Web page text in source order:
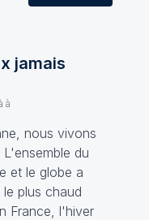
jamais
à
nous vivons
du
et le globe a
plus chaud
France, l'hiver